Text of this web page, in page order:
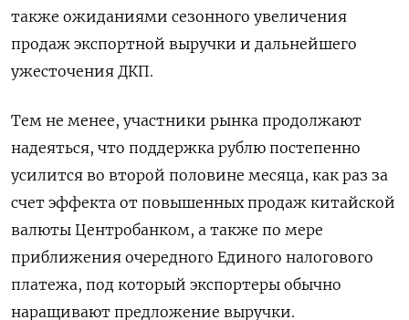
также ожиданиями сезонного увеличения
продаж экспортной выручки и дальнейшего
ужесточения ДКП.
Тем не менее, участники рынка продолжают
надеяться, что поддержка рублю постепенно
усилится во второй половине месяца, как раз за
счет эффекта от повышенных продаж китайской
валюты Центробанком, а также по мере
приближения очередного Единого налогового
платежа, под который экспортеры обычно
наращивают предложение выручки.